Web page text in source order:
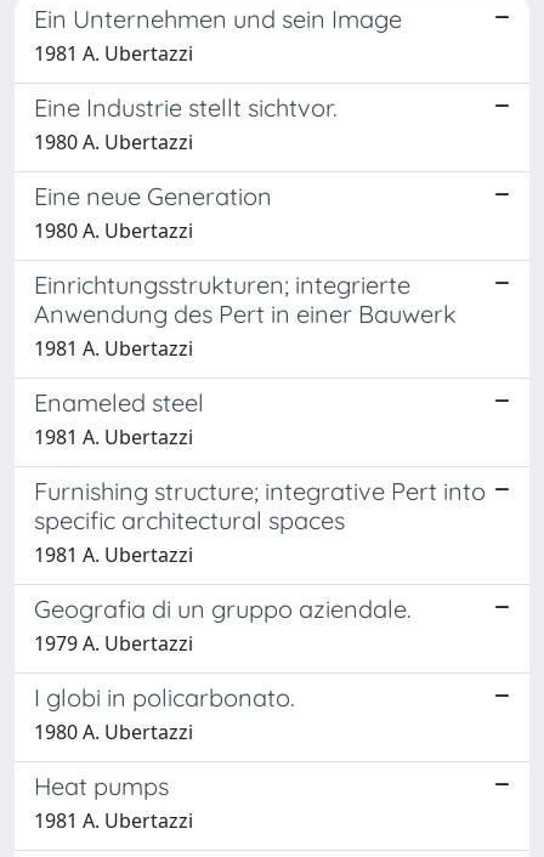
Ein Unternehmen und sein Image
1981 A. Ubertazzi
Eine Industrie stellt sichtvor.
1980 A. Ubertazzi
Eine neue Generation
1980 A. Ubertazzi
Einrichtungsstrukturen; integrierte
Anwendung des Pert in einer Bauwerk
1981 A. Ubertazzi
Enameled steel
1981 A. Ubertazzi
Furnishing structure; integrative Pert into
specific architectural spaces
1981 A. Ubertazzi
Geografia di un gruppo aziendale.
1979 A. Ubertazzi
I globi in policarbonato.
1980 A. Ubertazzi
Heat pumps
1981 A. Ubertazzi